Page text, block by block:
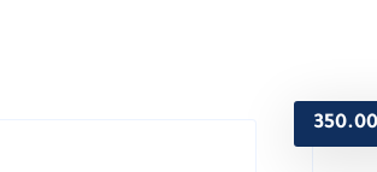
350.00